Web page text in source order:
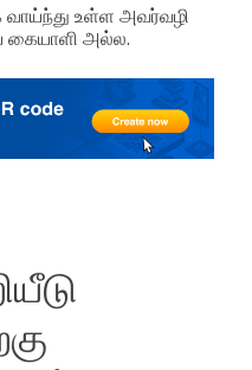
வாய்ந்து உள்ள அவர்வழி
கையாளி அல்ல.